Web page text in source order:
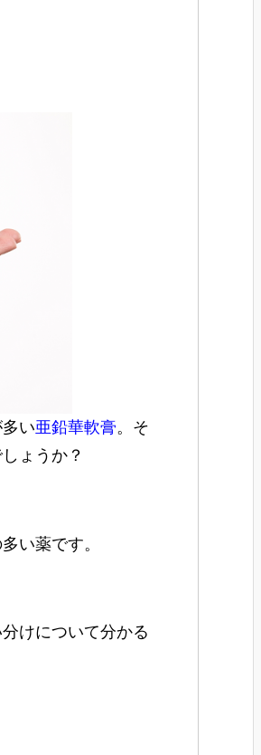
い亜鉛華軟膏。そ
ょうか？
い薬です。
けについて分かる